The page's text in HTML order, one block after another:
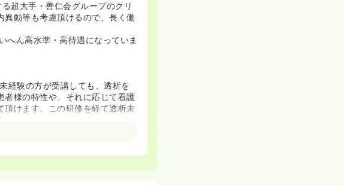
超大手・善仁会グループのクリ
動等も考慮頂けるので、長く働
ん高水準・高待遇になっていま
経験の方が受講しても、透析を
者様の特性や、それに応じて看護
けます。この研修を経て透析未
技の研修を2週間受講します。ま